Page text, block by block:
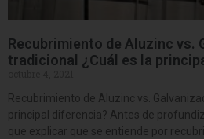
Recubrimiento de Aluzinc vs.
tradicional ¿Cuál es la
Recubrimiento de Aluzinc vs.
principal diferencia? Antes de
que explicar que se entiende por